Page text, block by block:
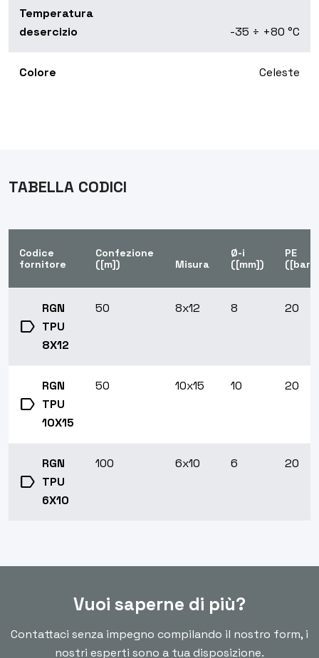
Temperatura
desercizio
-35 ÷ +80 °C
Colore Celeste
TABELLA CODICI
Codice
fornitore
Confezione
([m])
Misura
Ø-i
([mm])
PE
([bar])
label
RGN
TPU
8X12
50 8x12 8 20
label
RGN
TPU
10X15
50 10x15 10 20
label
RGN
TPU
6X10
100 6x10 6 20
Vuoi saperne di più?
Contattaci senza impegno compilando il nostro form, i
nostri esperti sono a tua disposizione.